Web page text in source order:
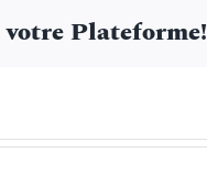
Plateforme!